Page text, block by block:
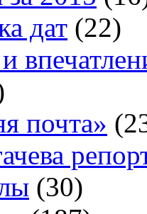
дат (22)
почта»
(30)